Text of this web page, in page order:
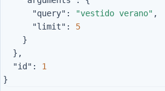
"query" : "vestido verano" ,
"limit" :
5
}
},
"id" :
1
}